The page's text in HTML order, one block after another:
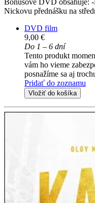
Bonusové DVD obsahuje:
Nickovu přednášku na
DVD film
9,00 €
Do 1 – 6 dní
Tento produkt
vám ho vieme
posnažíme sa aj
Pridať do zoznamu
Vložiť do košíka